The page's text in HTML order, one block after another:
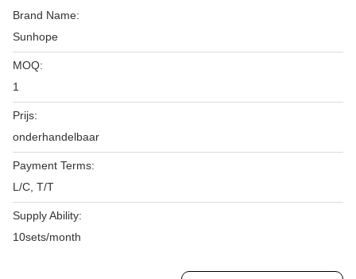
Brand Name:
Sunhope
MOQ:
1
Prijs:
onderhandelbaar
Payment Terms:
L/C, T/T
Supply Ability:
10sets/month